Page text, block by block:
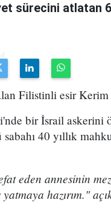
sürecini atlatan
Filistinli esir
bir İsrail askerini
40 yıllık
eden annesinin
hazırım."